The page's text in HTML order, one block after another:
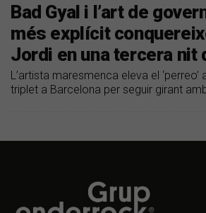
Bad Gyal i l’art de
més explícit
Jordi en una tercera nit
L’artista maresmenca eleva el ‘perreo’
triplet a Barcelona per seguir girant amb